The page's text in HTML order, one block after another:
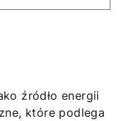
źródło energii
które podlega